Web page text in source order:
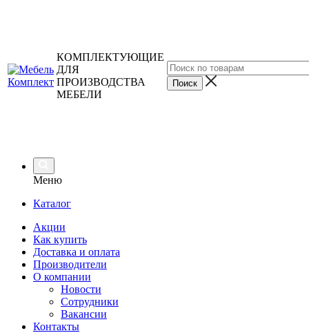
КОМПЛЕКТУЮЩИЕ
ДЛЯ
ПРОИЗВОДСТВА
МЕБЕЛИ
Меню
Каталог
Акции
Как купить
Доставка и оплата
Производители
О компании
Новости
Сотрудники
Вакансии
Контакты